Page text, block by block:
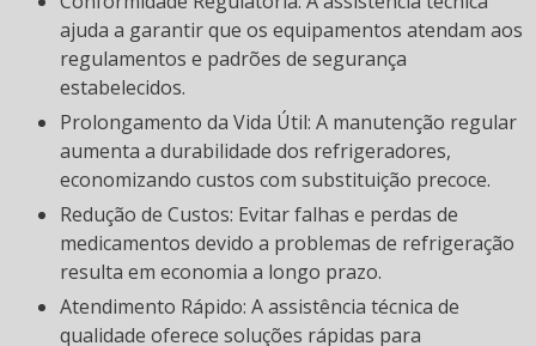
ajuda a garantir que os equipamentos atendam aos
regulamentos e padrões de segurança
estabelecidos.
Prolongamento da Vida Útil: A manutenção regular
aumenta a durabilidade dos refrigeradores,
economizando custos com substituição precoce.
Redução de Custos: Evitar falhas e perdas de
medicamentos devido a problemas de refrigeração
resulta em economia a longo prazo.
Atendimento Rápido: A assistência técnica de
qualidade oferece soluções rápidas para